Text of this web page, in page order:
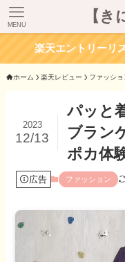
【
MENU
楽天エントリーリ
ホーム 楽天レビュー ファッショ
パッと
ブラン
ポカ体験
2023
12/13
広告 ファッション